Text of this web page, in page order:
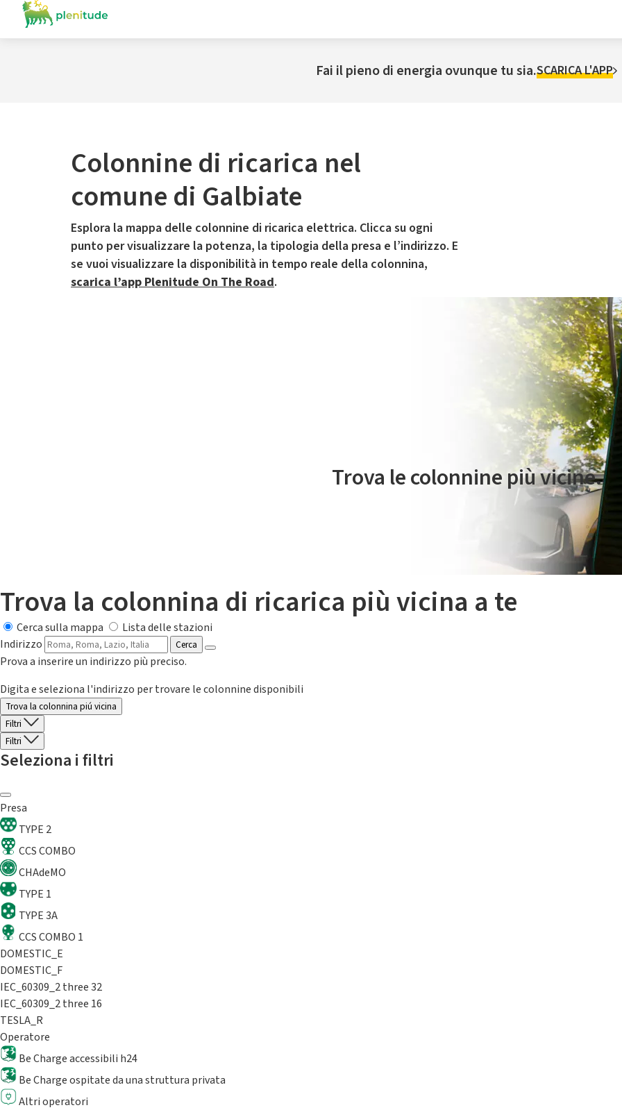
Fai il pieno di energia ovunque tu sia.SCARICA L'APP
Colonnine di ricarica nel
comune di Galbiate
Esplora la mappa delle colonnine di ricarica elettrica. Clicca su ogni
punto per visualizzare la potenza, la tipologia della presa e l’indirizzo. E
se vuoi visualizzare la disponibilità in tempo reale della colonnina,
scarica l’app Plenitude On The Road.
Il servizio di mobilità elettrica è gestito da Plenitude On The Road
Trova le colonnine più vicine.
Trova la colonnina di ricarica più vicina a te
Cerca sulla mappa
Lista delle stazioni
Indirizzo
Cerca
Prova a inserire un indirizzo più preciso.
Digita e seleziona l'indirizzo per trovare le colonnine disponibili
Trova la colonnina piú vicina
Filtri
Filtri
Seleziona i filtri
Presa
TYPE 2
CCS COMBO
CHAdeMO
TYPE 1
TYPE 3A
CCS COMBO 1
DOMESTIC_E
DOMESTIC_F
IEC_60309_2 three 32
IEC_60309_2 three 16
TESLA_R
Operatore
Be Charge accessibili h24
Be Charge ospitate da una struttura privata
Altri operatori